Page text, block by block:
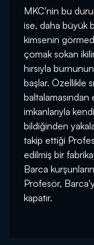
MKC'nin bu
ise, daha büyük
kimsenin
çomak sokan
hırsıyla
başlar. Özellikle
baltalamasından
imkanlarıyla
bildiğinden
takip ettiği
edilmiş bir
Barca
Profesör,
kapatır.